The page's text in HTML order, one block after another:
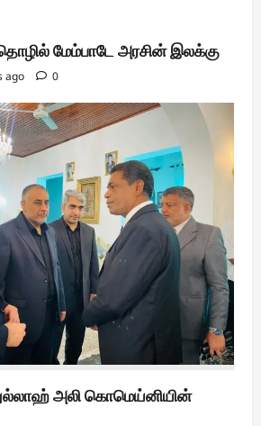
மேம்பாடே அரசின் இலக்கு
ago 0
அலி கொமெய்னியின்